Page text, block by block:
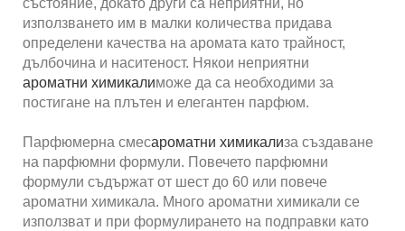
състояние, докато други са неприятни, но
използването им в малки количества придава
определени качества на аромата като трайност,
дълбочина и наситеност. Някои неприятни
ароматни химикалиможе да са необходими за
постигане на плътен и елегантен парфюм.
Парфюмерна смесароматни химикализа създаване
на парфюмни формули. Повечето парфюмни
формули съдържат от шест до 60 или повече
ароматни химикала. Много ароматни химикали се
използват и при формулирането на подправки като